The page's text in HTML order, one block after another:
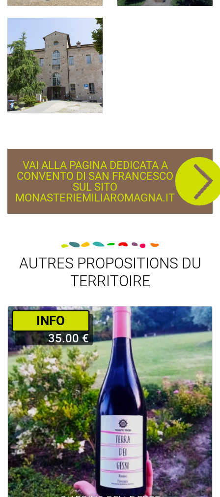
VAI ALLA PAGINA DEDICATA A
CONVENTO DI SAN FRANCESCO
SUL SITO
MONASTERIEMILIAROMAGNA.IT
AUTRES PROPOSITIONS DU
TERRITOIRE
­INFO
35.00 €